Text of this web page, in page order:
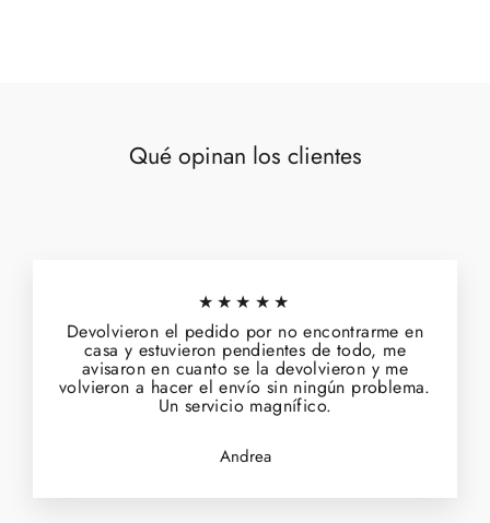
Qué opinan los clientes
★★★★★
Devolvieron el pedido por no encontrarme en
casa y estuvieron pendientes de todo, me
avisaron en cuanto se la devolvieron y me
volvieron a hacer el envío sin ningún problema.
Un servicio magnífico.
Andrea